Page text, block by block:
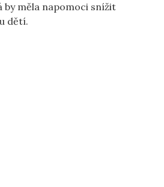
by měla napomoci snížit
dětí.